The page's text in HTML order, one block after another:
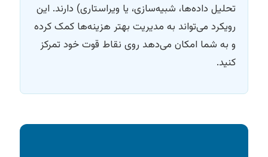
تحلیل داده‌ها، شبیه‌سازی، یا ویراستاری) دارند. این
رویکرد می‌تواند به مدیریت بهتر هزینه‌ها کمک کرده
و به شما امکان می‌دهد روی نقاط قوت خود تمرکز
کنید.